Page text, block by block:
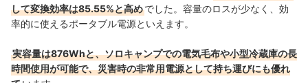
して変換効率は85.55%と高めでした。容量のロスが少なく、効
率的に使えるポータブル電源といえます。
実容量は876Whと、ソロキャンプでの電気毛布や小型冷蔵庫の長
時間使用が可能で、災害時の非常用電源として持ち運びにも優れ